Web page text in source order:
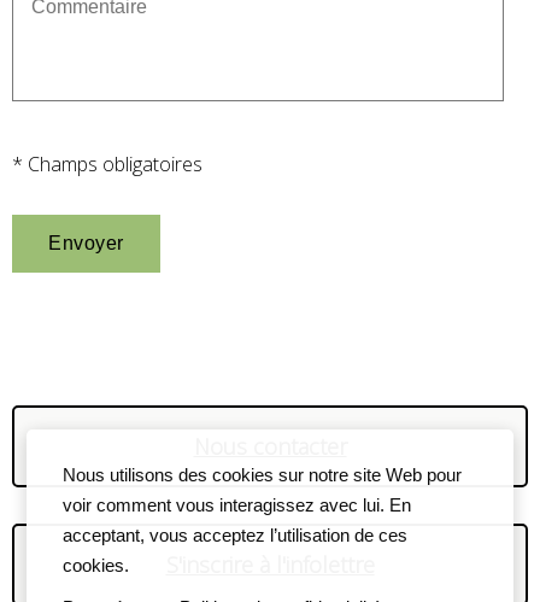
* Champs obligatoires
Nous utilisons des cookies sur notre site Web pour
voir comment vous interagissez avec lui. En
acceptant, vous acceptez l’utilisation de ces
cookies.